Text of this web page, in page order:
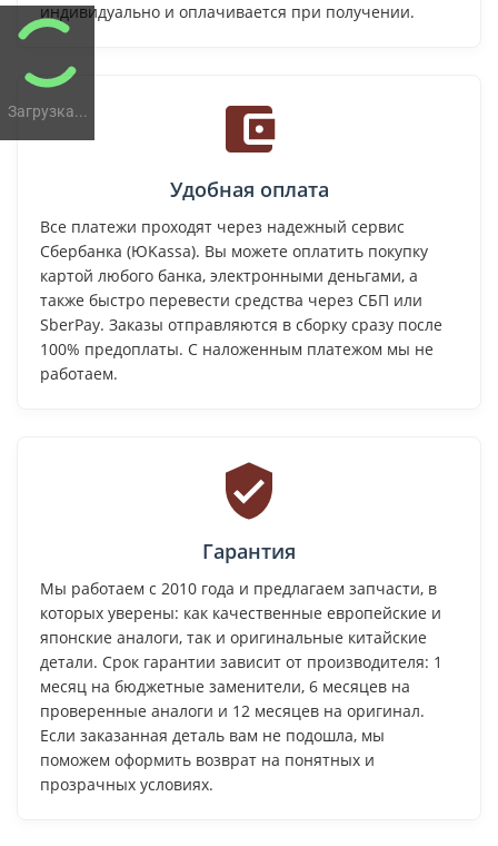
Загрузка...
индивидуально и оплачивается при получении.
Удобная оплата
Все платежи проходят через надежный сервис
Сбербанка (ЮKassa). Вы можете оплатить покупку
картой любого банка, электронными деньгами, а
также быстро перевести средства через СБП или
SberPay. Заказы отправляются в сборку сразу после
100% предоплаты. С наложенным платежом мы не
работаем.
Гарантия
Мы работаем с 2010 года и предлагаем запчасти, в
которых уверены: как качественные европейские и
японские аналоги, так и оригинальные китайские
детали. Срок гарантии зависит от производителя: 1
месяц на бюджетные заменители, 6 месяцев на
проверенные аналоги и 12 месяцев на оригинал.
Если заказанная деталь вам не подошла, мы
поможем оформить возврат на понятных и
прозрачных условиях.